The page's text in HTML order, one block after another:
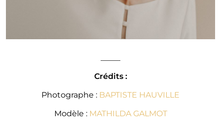
Crédits :
Photographe : BAPTISTE HAUVILLE
Modèle : MATHILDA GALMOT